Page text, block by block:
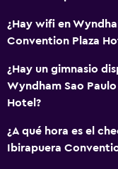
¿Hay wifi en
Convention Plaza
¿Hay un gimnasio
Wyndham Sao
Hotel?
¿A qué hora es el
Ibirapuera